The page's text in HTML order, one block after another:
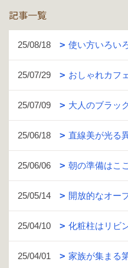
記事一覧
25/08/18 使い方いろい
25/07/29 おしゃれカフ
25/07/09 大人のブラッ
25/06/18 直線美が光る
25/06/06 朝の準備はこ
25/05/14 開放的なオー
25/04/10 化粧柱はリビ
25/04/01 家族が集まる